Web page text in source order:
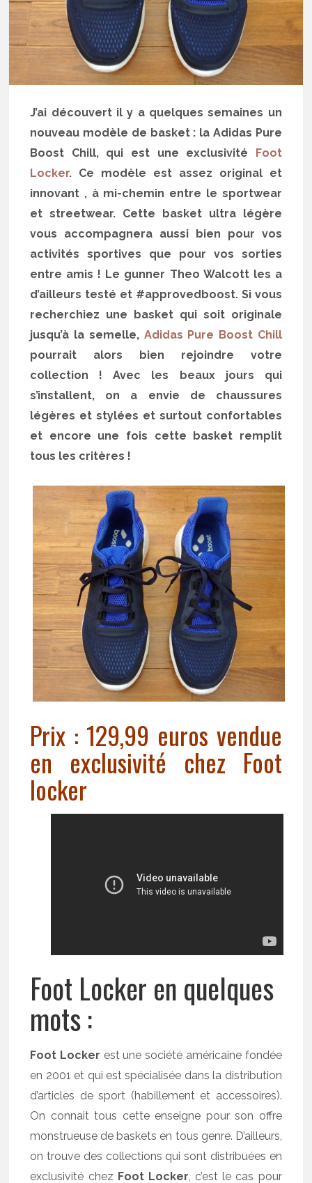
J’ai découvert il y a quelques semaines un
nouveau modèle de basket : la Adidas Pure
Boost Chill, qui est une exclusivité
Foot
Locker. Ce modèle est assez original et
innovant , à mi-chemin entre le sportwear
et streetwear. Cette basket ultra légère
vous accompagnera aussi bien pour vos
activités sportives que pour vos sorties
entre amis ! Le gunner Theo Walcott les a
d’ailleurs testé et #approvedboost. Si vous
recherchiez une basket qui soit originale
jusqu’à la semelle, Adidas Pure Boost Chill
pourrait alors bien rejoindre votre
collection ! Avec les beaux jours qui
s’installent, on a envie de chaussures
légères et stylées et surtout confortables
et encore une fois cette basket remplit
tous les critères !
Prix : 129,99 euros vendue
en exclusivité chez Foot
locker
Foot Locker en quelques
mots :
Foot Locker est une société américaine fondée
en 2001 et qui est spécialisée dans la distribution
d’articles de sport (habillement et accessoires).
On connait tous cette enseigne pour son offre
monstrueuse de baskets en tous genre. D’ailleurs,
on trouve des collections qui sont distribuées en
exclusivité chez Foot Locker , c’est le cas pour